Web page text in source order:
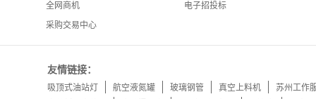
全网商机
电子招投标
采购交易中心
友情链接：
吸顶式油站灯 航空液氮罐 玻璃钢管 真空上料机
苏州工作